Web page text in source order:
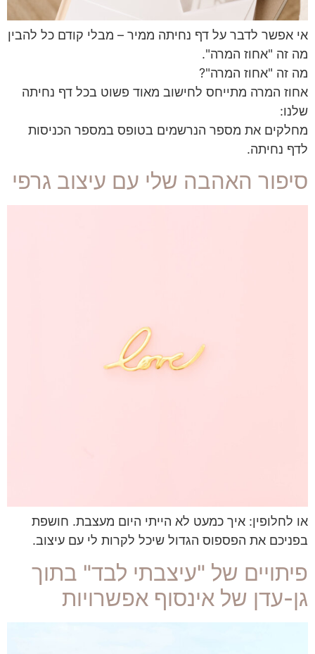
אי אפשר לדבר על דף נחיתה ממיר – מבלי קודם כל להבין
מה זה "אחוז המרה".
מה זה "אחוז המרה"?
אחוז המרה מתייחס לחישוב מאוד פשוט בכל דף נחיתה
שלנו:
מחלקים את מספר הנרשמים בטופס במספר הכניסות
לדף נחיתה.
סיפור האהבה שלי עם עיצוב גרפי
או לחלופין: איך כמעט לא הייתי היום מעצבת. חושפת
בפניכם את הפספוס הגדול שיכל לקרות לי עם עיצוב.
פיתויים של "עיצבתי לבד" בתוך
גן-עדן של אינסוף אפשרויות